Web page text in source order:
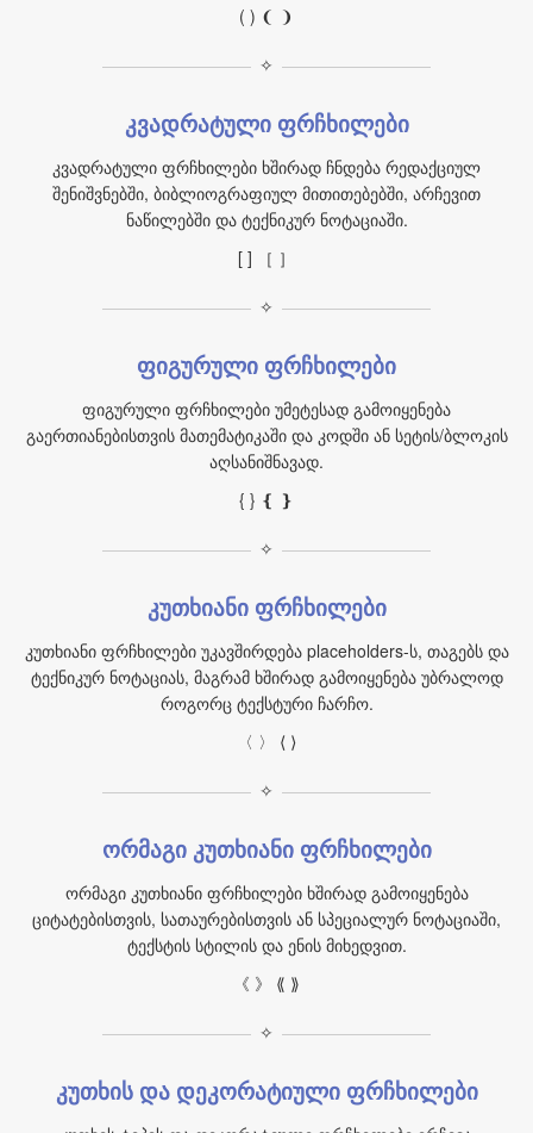
( ) ❨ ❩
✧
კვადრატული ფრჩხილები
კვადრატული ფრჩხილები ხშირად ჩნდება რედაქციულ
შენიშვნებში, ბიბლიოგრაფიულ მითითებებში, არჩევით
ნაწილებში და ტექნიკურ ნოტაციაში.
[ ] ［ ］
✧
ფიგურული ფრჩხილები
ფიგურული ფრჩხილები უმეტესად გამოიყენება
გაერთიანებისთვის მათემატიკაში და კოდში ან სეტის/ბლოკის
აღსანიშნავად.
{ } ❴ ❵
✧
კუთხიანი ფრჩხილები
კუთხიანი ფრჩხილები უკავშირდება placeholders-ს, თაგებს და
ტექნიკურ ნოტაციას, მაგრამ ხშირად გამოიყენება უბრალოდ
როგორც ტექსტური ჩარჩო.
〈 〉 ⟨ ⟩
✧
ორმაგი კუთხიანი ფრჩხილები
ორმაგი კუთხიანი ფრჩხილები ხშირად გამოიყენება
ციტატებისთვის, სათაურებისთვის ან სპეციალურ ნოტაციაში,
ტექსტის სტილის და ენის მიხედვით.
《 》 ⟪ ⟫
✧
კუთხის და დეკორატიული ფრჩხილები